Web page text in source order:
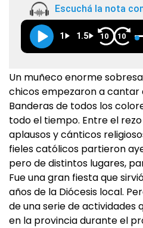
Escuchá la nota
1 1.5 10 10
Un muñeco enorme
chicos empezaron a cantar
Banderas de todos los
todo el tiempo. Entre el
aplausos y cánticos
fieles católicos partieron
pero de distintos lugares,
Fue una gran fiesta que
años de la Diócesis local.
de una serie de actividades
en la provincia durante el